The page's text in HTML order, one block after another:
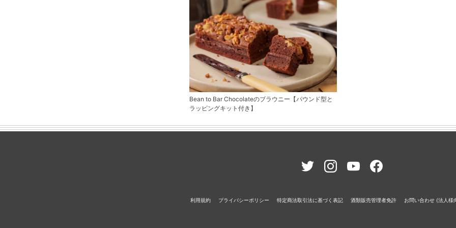
Bean to Bar Chocolateのブラウニー【パウンド型と
ラッピングキット付き】
利用規約 プライバシーポリシー 特定商法取引法に基づく表記 酒類販売管理者免許 お問い合わせ (法人様